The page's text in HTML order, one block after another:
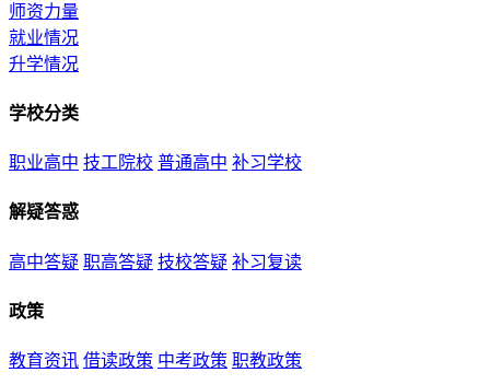
师资力量
就业情况
升学情况
学校分类
职业高中 技工院校 普通高中 补习学校
解疑答惑
高中答疑 职高答疑 技校答疑 补习复读
政策
教育资讯 借读政策 中考政策 职教政策